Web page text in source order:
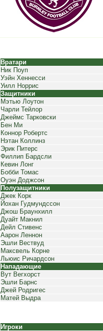
Вратари
Ник Поуп
Уэйн Хеннесси
Уилл Норрис
Защитники
Мэтью Лоутон
Чарли Тейлор
Джеймс Тарковски
Бен Ми
Коннор Робертс
Нэтан Коллинз
Эрик Питерс
Филлип Бардсли
Кевин Лонг
Бобби Томас
Оуэн Доджсон
Полузащитники
Джек Корк
Йохан Гудмундссон
Джош Браунхилл
Дуайт Макнил
Дейл Стивенс
Аарон Леннон
Эшли Вествуд
Максвель Корне
Льюис Ричардсон
Нападающие
Вут Вегхорст
Эшли Барнс
Джей Родригес
Матей Выдра
Игроки